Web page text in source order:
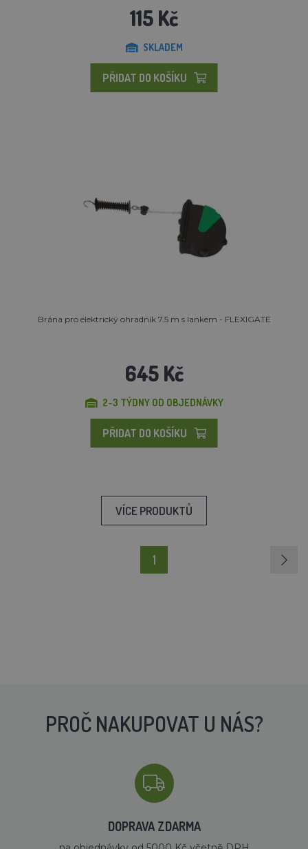
115 Kč
SKLADEM
PŘIDAT DO KOŠÍKU
Brána pro elektrický ohradník 7.5 m s lankem - FLEXIGATE
645 Kč
2-3 TÝDNY OD OBJEDNÁVKY
PŘIDAT DO KOŠÍKU
VÍCE PRODUKTŮ
1
PROČ NAKUPOVAT U NÁS?
DOPRAVA ZDARMA